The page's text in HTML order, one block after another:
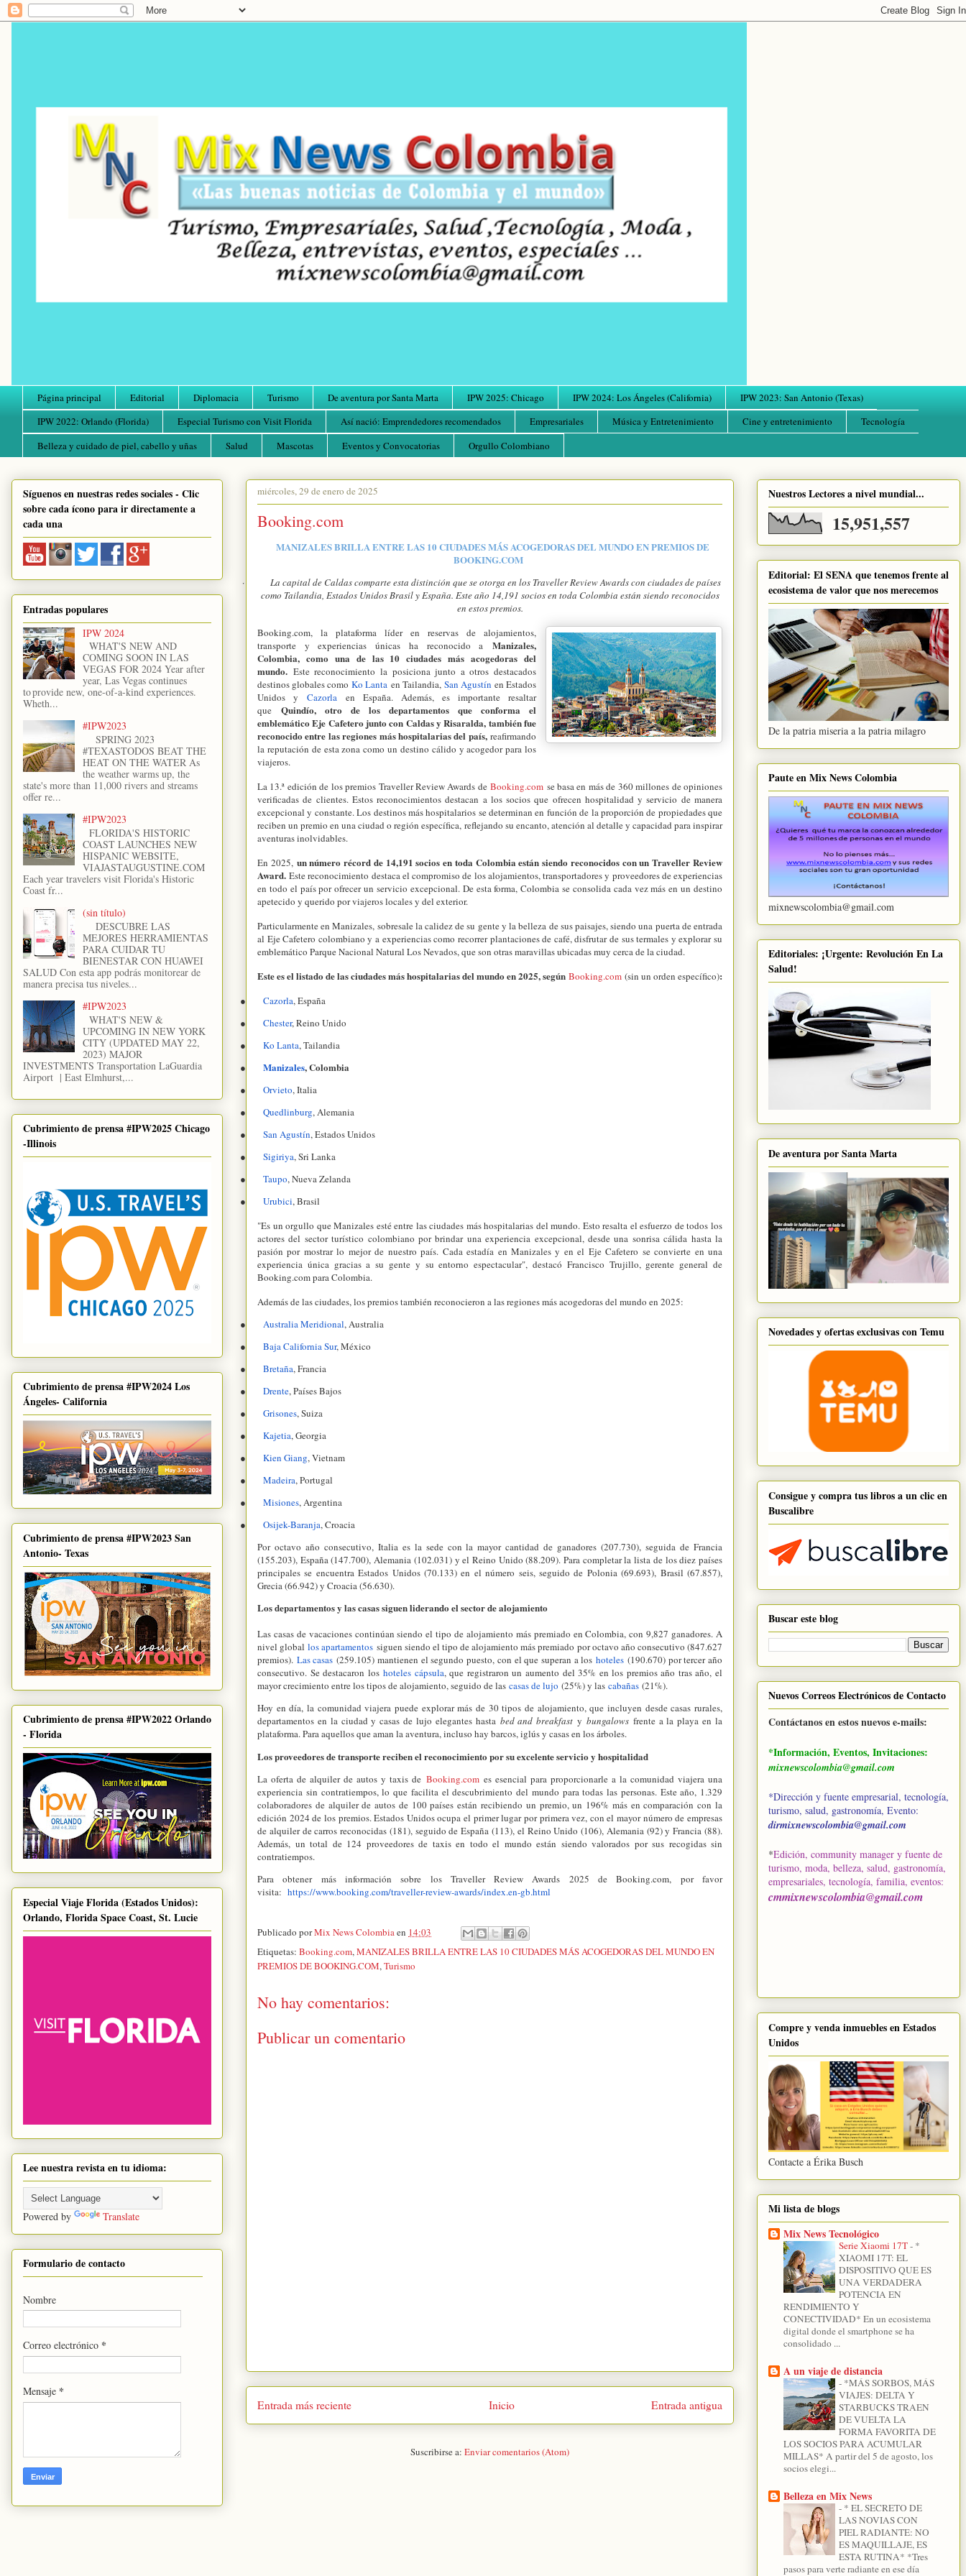
Página principal Editorial Diplomacia Turismo De aventura por Santa Marta IPW 2025: Chicago IPW 2024: Los Ángeles (California)
IPW 2023: San Antonio (Texas)
IPW 2022: Orlando (Florida)
Especial Turismo con Visit Florida Así nació: Emprendedores recomendados Empresariales Música y Entretenimiento Cine y entretenimiento
Tecnología
Belleza y cuidado de piel, cabello y uñas
Salud Mascotas Eventos y Convocatorias Orgullo Colombiano
miércoles, 29 de enero de 2025
Booking.com
MANIZALES BRILLA ENTRE LAS 10 CIUDADES MÁS ACOGEDORAS DEL MUNDO EN PREMIOS DE
BOOKING.COM
·
La capital de Caldas comparte esta distinción que se otorga en los Traveller Review Awards con ciudades de países
como Tailandia, Estados Unidos Brasil y España. Este año 14,191 socios en toda Colombia están siendo reconocidos
en estos premios.
Booking.com, la plataforma líder en reservas de alojamientos,
transporte y experiencias únicas ha reconocido a Manizales,
Colombia, como una de las 10 ciudades más acogedoras del
mundo. Este reconocimiento la posiciona junto a otros destacados
destinos globales comoKo Lanta en Tailandia, San Agustín en Estados
Unidos y Cazorla en España. Además, es importante resaltar
que Quindío, otro de los departamentos que conforma el
emblemático Eje Cafetero junto con Caldas y Risaralda, también fue
reconocido entre las regiones más hospitalarias del país,reafirmando
la reputación de esta zona como un destino cálido y acogedor para los
viajeros.
La 13.ª edición de los premios Traveller Review Awards deBooking.com se basa en más de 360 millones de opiniones
verificadas de clientes. Estos reconocimientos destacan a los socios que ofrecen hospitalidad y servicio de manera
excepcional y constante. Los destinos más hospitalarios se determinan en función de la proporción de propiedades que
reciben un premio en una ciudad o región específica, reflejando su encanto, atención al detalle y capacidad para inspirar
aventuras inolvidables.
En 2025, un número récord de 14,191 socios en toda Colombia están siendo reconocidos con un Traveller Review
Award.Este reconocimiento destaca el compromiso de los alojamientos, transportadores y proveedores de experiencias
en todo el país por ofrecer un servicio excepcional. De esta forma, Colombia se consolida cada vez más en un destino
apetecido y querido por viajeros locales y del exterior.
Particularmente en Manizales, sobresale la calidez de su gente y la belleza de sus paisajes, siendo una puerta de entrada
al Eje Cafetero colombiano y a experiencias como recorrer plantaciones de café, disfrutar de sus termales y explorar su
emblemático Parque Nacional Natural Los Nevados, que son otras maravillas ubicadas muy cerca de la ciudad.
Este es el listado de las ciudades más hospitalarias del mundo en 2025, según Booking.com (sin un orden específico):
● Cazorla, España
●
Chester, Reino Unido
●
Ko Lanta, Tailandia
● Manizales, Colombia
● Orvieto, Italia
●
Quedlinburg, Alemania
●
San Agustín, Estados Unidos
●
Sigiriya, Sri Lanka
●
Taupo, Nueva Zelanda
●
Urubici, Brasil
"Es un orgullo que Manizales esté entre las ciudades más hospitalarias del mundo. Esto resalta el esfuerzo de todos los
actores del sector turístico colombiano por brindar una experiencia excepcional, desde una sonrisa cálida hasta la
pasión por mostrar lo mejor de nuestro país. Cada estadía en Manizales y en el Eje Cafetero se convierte en una
experiencia única gracias a su gente y su entorno espectacular", destacó Francisco Trujillo, gerente general de
Booking.com para Colombia.
Además de las ciudades, los premios también reconocieron a las regiones más acogedoras del mundo en 2025:
●
Australia Meridional, Australia
●
Baja California Sur, México
●
Bretaña, Francia
●
Drente, Países Bajos
●
Grisones, Suiza
●
Kajetia, Georgia
●
Kien Giang, Vietnam
●
Madeira, Portugal
●
Misiones, Argentina
●
Osijek-Baranja, Croacia
Por octavo año consecutivo, Italia es la sede con la mayor cantidad de ganadores (207.730), seguida de Francia
(155.203), España (147.700), Alemania (102.031) y el Reino Unido (88.209). Para completar la lista de los diez países
principales se encuentra Estados Unidos (70.133) en el número seis, seguido de Polonia (69.693), Brasil (67.857),
Grecia (66.942) y Croacia (56.630).
Los departamentos y las casas siguen liderando el sector de alojamiento
Las casas de vacaciones continúan siendo el tipo de alojamiento más premiado en Colombia, con 9,827 ganadores. A
nivel globallos apartamentos siguen siendo el tipo de alojamiento más premiado por octavo año consecutivo (847.627
premios). Las casas (259.105) mantienen el segundo puesto, con el que superan a loshoteles (190.670) por tercer año
consecutivo. Se destacaron loshoteles cápsula, que registraron un aumento del 35% en los premios año tras año, el
mayor crecimiento entre los tipos de alojamiento, seguido de las casas de lujo (25%) y las cabañas (21%).
Hoy en día, la comunidad viajera puede explorar más de 30 tipos de alojamiento, que incluyen desde casas rurales,
departamentos en la ciudad y casas de lujo elegantes hasta bed and breakfast y bungalows frente a la playa en la
plataforma. Para aquellos que aman la aventura, incluso hay barcos, iglús y casas en los árboles.
Los proveedores de transporte reciben el reconocimiento por su excelente servicio y hospitalidad
La oferta de alquiler de autos y taxis de Booking.comes esencial para proporcionarle a la comunidad viajera una
experiencia sin contratiempos, lo que facilita el descubrimiento del mundo para todas las personas. Este año, 1.329
colaboradores de alquiler de autos de 100 países están recibiendo un premio, un 196% más en comparación con la
edición 2024 de los premios. Estados Unidos ocupa el primer lugar por primera vez, con el mayor número de empresas
de alquiler de carros reconocidas (181), seguido de España (113), el Reino Unido (106), Alemania (92) y Francia (88).
Además, un total de 124 proveedores de taxis en todo el mundo están siendo valorados por sus recogidas sin
contratiempos.
Para obtener más información sobre los Traveller Review Awards 2025 de Booking.com, por favor
visita: https://www.booking.com/traveller-review-awards/index.en-gb.html
Publicado porMix News Colombia en 14:03
Etiquetas: Booking.com,MANIZALES BRILLA ENTRE LAS 10 CIUDADES MÁS ACOGEDORAS DEL MUNDO EN
PREMIOS DE BOOKING.COM,Turismo
No hay comentarios:
Publicar un comentario
Entrada más reciente Entrada antigua
Inicio
Suscribirse a: Enviar comentarios (Atom)
Síguenos en nuestras redes sociales - Clic
sobre cada ícono para ir directamente a
cada una
Entradas populares
IPW 2024
WHAT'S NEW AND
COMING SOON IN LAS
VEGAS FOR 2024 Year after
year, Las Vegas continues
to provide new, one-of-a-kind experiences.
Wheth...
#IPW2023
SPRING 2023
#TEXASTODOS BEAT THE
HEAT ON THE WATER As
the weather warms up, the
state's more than 11,000 rivers and streams
offer re...
#IPW2023
FLORIDA'S HISTORIC
COAST LAUNCHES NEW
HISPANIC WEBSITE,
VIAJASTAUGUSTINE.COM
Each year travelers visit Florida's Historic
Coast fr...
(sin título)
DESCUBRE LAS
MEJORES HERRAMIENTAS
PARA CUIDAR TU
BIENESTAR CON HUAWEI
SALUD Con esta app podrás monitorear de
manera precisa tus niveles...
#IPW2023
WHAT'S NEW &
UPCOMING IN NEW YORK
CITY (UPDATED MAY 22,
2023) MAJOR
INVESTMENTS Transportation LaGuardia
Airport | East Elmhurst,...
Cubrimiento de prensa #IPW2025 Chicago
-Illinois
Cubrimiento de prensa #IPW2024 Los
Ángeles- California
Cubrimiento de prensa #IPW2023 San
Antonio- Texas
Cubrimiento de prensa #IPW2022 Orlando
- Florida
Especial Viaje Florida (Estados Unidos):
Orlando, Florida Space Coast, St. Lucie
Lee nuestra revista en tu idioma:
Powered by Translate
Formulario de contacto
Nombre
Correo electrónico *
Mensaje *
Nuestros Lectores a nivel mundial...
15,951,557
Editorial: El SENA que tenemos frente al
ecosistema de valor que nos merecemos
De la patria miseria a la patria milagro
Paute en Mix News Colombia
mixnewscolombia@gmail.com
Editoriales: ¡Urgente: Revolución En La
Salud!
De aventura por Santa Marta
Novedades y ofertas exclusivas con Temu
Consigue y compra tus libros a un clic en
Buscalibre
Buscar este blog
Nuevos Correos Electrónicos de Contacto
Contáctanos en estos nuevos e-mails:
*Información, Eventos, Invitaciones:
mixnewscolombia@gmail.com
*Dirección y fuente empresarial, tecnología,
turismo, salud, gastronomía, Evento:
dirmixnewscolombia@gmail.com
*Edición, community manager y fuente de
turismo, moda, belleza, salud, gastronomía,
empresariales, tecnología, familia, eventos:
cmmixnewscolombia@gmail.com
Compre y venda inmuebles en Estados
Unidos
Contacte a Érika Busch
Mi lista de blogs
Mix News Tecnológico
Serie Xiaomi 17T- *
XIAOMI 17T: EL
DISPOSITIVO QUE ES
UNA VERDADERA
POTENCIA EN
RENDIMIENTO Y
CONECTIVIDAD* En un ecosistema
digital donde el smartphone se ha
consolidado ...
A un viaje de distancia
- *MÁS SORBOS, MÁS
VIAJES: DELTA Y
STARBUCKS TRAEN
DE VUELTA LA
FORMA FAVORITA DE
LOS SOCIOS PARA ACUMULAR
MILLAS* A partir del 5 de agosto, los
socios elegi...
Belleza en Mix News
- * EL SECRETO DE
LAS NOVIAS CON
PIEL RADIANTE: NO
ES MAQUILLAJE, ES
ESTA RUTINA* *Tres
pasos para verte radiante en ese día